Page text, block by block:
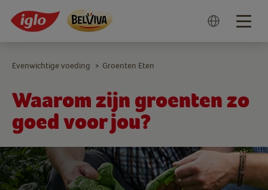
Waarom zijn groenten zo
goed voor jou?
Evenwichtige voeding > Groenten Eten